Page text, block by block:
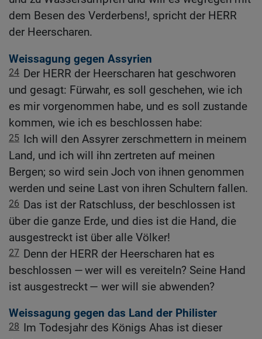
dem Besen des Verderbens!, spricht der HERR
der Heerscharen.
Weissagung gegen Assyrien
24 Der HERR der Heerscharen hat geschworen
und gesagt: Fürwahr, es soll geschehen, wie ich
es mir vorgenommen habe, und es soll zustande
kommen, wie ich es beschlossen habe:
25 Ich will den Assyrer zerschmettern in meinem
Land, und ich will ihn zertreten auf meinen
Bergen; so wird sein Joch von ihnen genommen
werden und seine Last von ihren Schultern fallen.
26 Das ist der Ratschluss, der beschlossen ist
über die ganze Erde, und dies ist die Hand, die
ausgestreckt ist über alle Völker!
27 Denn der HERR der Heerscharen hat es
beschlossen — wer will es vereiteln? Seine Hand
ist ausgestreckt — wer will sie abwenden?
Weissagung gegen das Land der Philister
28 Im Todesjahr des Königs Ahas ist dieser